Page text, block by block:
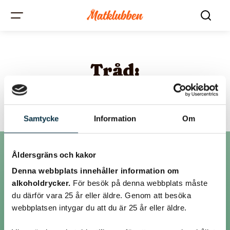
Samtycke Information Om
Åldersgräns och kakor
Denna webbplats innehåller information om
alkoholdrycker. För besök på denna webbplats måste
du därför vara 25 år eller äldre. Genom att besöka
webbplatsen intygar du att du är 25 år eller äldre.
Tråd:
Torka purjo?
Inlägg